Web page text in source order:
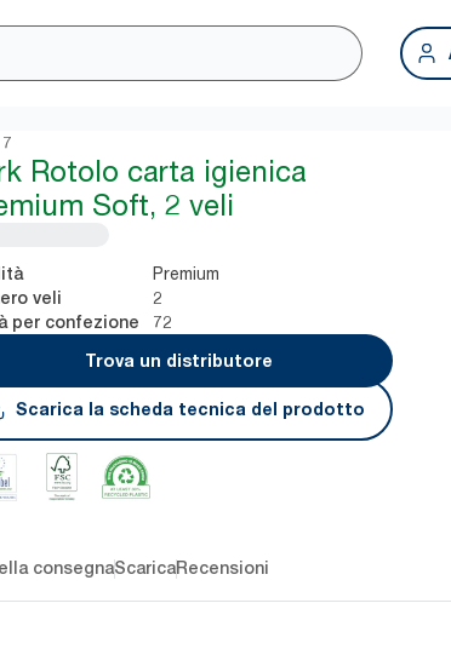
Rotolo carta igienica
Soft, 2 veli
Premium
veli 2
per confezione
72
Trova un distributore
Scarica la scheda tecnica del prodotto
consegnaScaricaRecensioni